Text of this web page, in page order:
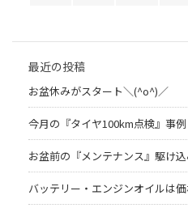
最近の投稿
お盆休みがスタート＼(^o^)／
今月の『タイヤ100km点検』事
お盆前の『メンテナンス』駆け
バッテリー・エンジンオイルは